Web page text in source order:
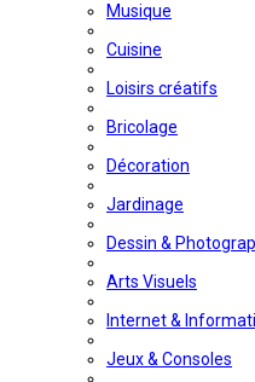
Musique
Cuisine
Loisirs créatifs
Bricolage
Décoration
Jardinage
Dessin &
Arts Visuels
Internet &
Jeux & Consoles